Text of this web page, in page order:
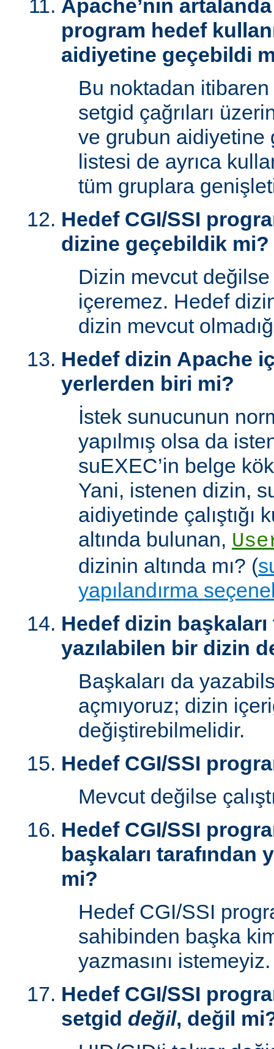
Apache’nin artalanda
program hedef
aidiyetine geçebildi
Bu noktadan
setgid çağrıları
ve grubun aidiyetine
listesi de ayrıca
tüm gruplara
Hedef CGI/SSI
dizine geçebildik mi?
Dizin mevcut değilse
içeremez. Hedef
dizin mevcut
Hedef dizin Apache
yerlerden biri mi?
İstek sunucunun
yapılmış olsa da
suEXEC’in belge
Yani, istenen dizin,
aidiyetinde çalıştığı
altında bulunan,
dizinin altında mı? (
yapılandırma
Hedef dizin başkaları
yazılabilen bir dizin
Başkaları da
açmıyoruz; dizin
değiştirebilmelidir.
Hedef CGI/SSI
Mevcut değilse
Hedef CGI/SSI
başkaları tarafından
mi?
Hedef CGI/SSI
sahibinden başka
yazmasını istemeyiz.
Hedef CGI/SSI
setgid değil, değil